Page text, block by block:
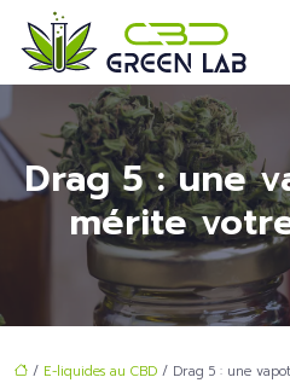
Drag 5 : une
mérite
/ E-liquides au CBD / Drag 5 : une